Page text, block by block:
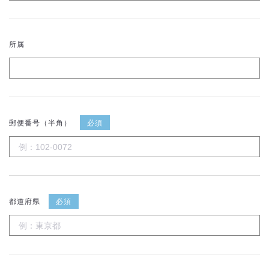
所属
郵便番号（半角） 必須
都道府県 必須